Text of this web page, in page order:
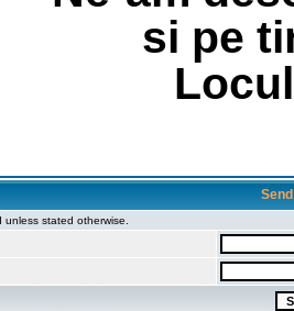
si pe
stated otherwise.